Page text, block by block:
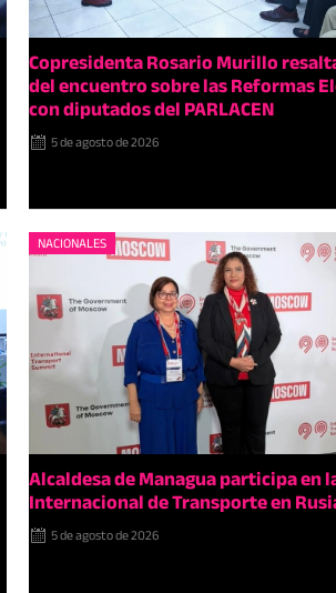
Copresidenta Rosario Murillo
del encuentro sobre las Reformas
con diputados del PARLACEN
5 de agosto de 2026
NACIONALES
Alcaldesa de Managua participa en
Internacional de Transporte en
5 de agosto de 2026